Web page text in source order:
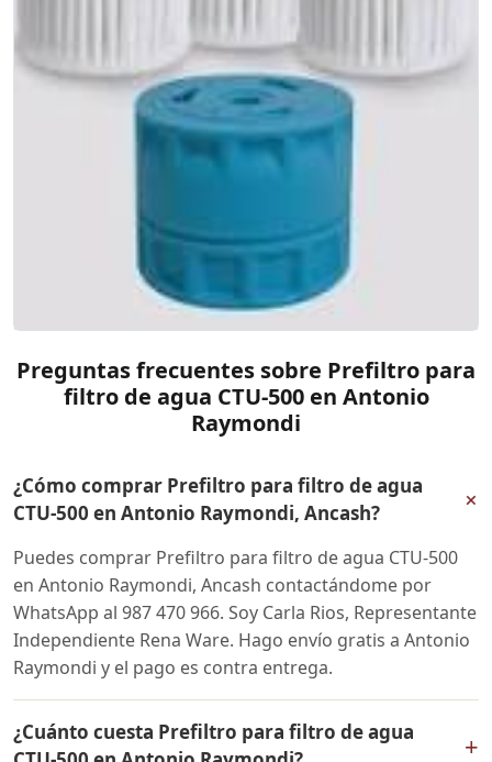
Preguntas frecuentes sobre Prefiltro para
filtro de agua CTU-500 en Antonio
Raymondi
¿Cómo comprar Prefiltro para filtro de agua
CTU-500 en Antonio Raymondi, Ancash?
+
Puedes comprar Prefiltro para filtro de agua CTU-500
en Antonio Raymondi, Ancash contactándome por
WhatsApp al 987 470 966. Soy Carla Rios, Representante
Independiente Rena Ware. Hago envío gratis a Antonio
Raymondi y el pago es contra entrega.
¿Cuánto cuesta Prefiltro para filtro de agua
+